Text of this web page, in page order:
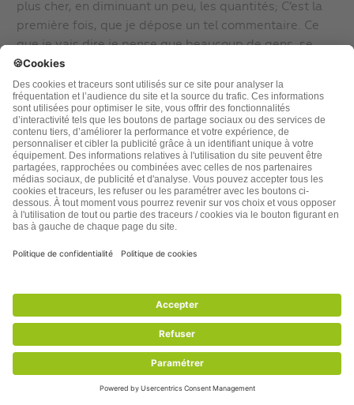
plus cher, en diminuant un peu, les quantités; C’est la
première fois, que je dépose un tel commentaire. Ce
que je vais dire,je pense que beaucoup de gens, se
sont faits , la même réflexion. Si, ns restons dans notre
coin, il ne…Lire la suite »
0 Répondre
Montmalier 8 années plus tôt
Il suffit de dire qu’il sagit de soins et d’hygiéne ,de
prévention,de tisanes de confort,de bien être,tel
de maladies.
Louise Landry 8 années plus tôt
La prévention est très mal vue par les labos. C’est